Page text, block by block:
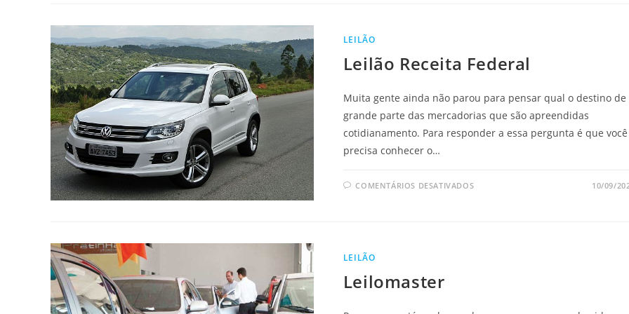
LEILÃO
Leilão Receita Federal
Muita gente ainda não parou para pensar qual o destino de
grande parte das mercadorias que são apreendidas
cotidianamento. Para responder a essa pergunta é que você
precisa conhecer o…
COMENTÁRIOS DESATIVADOSEM 10/09/
LEILÃO
Leilomaster